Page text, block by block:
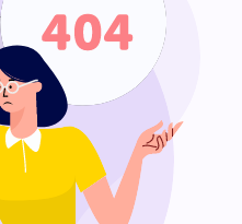
Rozpocznij chat